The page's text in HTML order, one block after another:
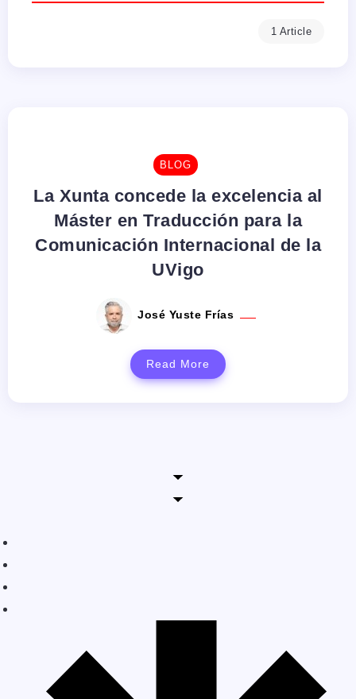
1 Article
BLOG
La Xunta concede la excelencia al
Máster en Traducción para la
Comunicación Internacional de la
UVigo
José Yuste Frías
Read More